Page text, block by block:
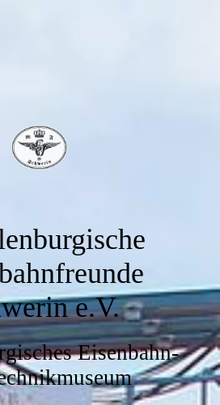
e.V.
Eisenbahn-